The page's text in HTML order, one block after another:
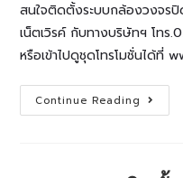
สนใจติดตั้งระบบกล้องวงจร
เน็ตเวิรค์ กับทางบริษัทฯ โท
หรือเข้าไปดูชุดโทรโมชั่นได้ที่
Continue Reading ผล
งานการ